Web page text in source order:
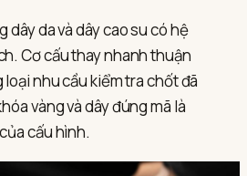
dây da và dây cao su có hệ
Cơ cấu thay nhanh thuận
nhu cầu kiểm tra chốt đã
vàng và dây đúng mã là
cấu hình.